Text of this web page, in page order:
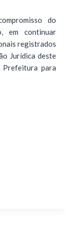
do
em continuar
registrados
Jurídica deste
Prefeitura para